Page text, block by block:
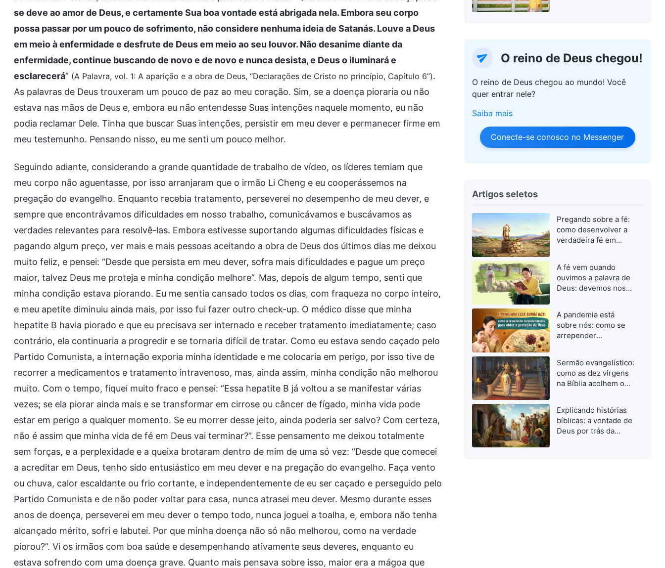
se deve ao amor de Deus, e certamente Sua boa vontade está abrigada nela. Embora seu corpo
possa passar por um pouco de sofrimento, não considere nenhuma ideia de Satanás. Louve a Deus
em meio à enfermidade e desfrute de Deus em meio ao seu louvor. Não desanime diante da
enfermidade, continue buscando de novo e de novo e nunca desista, e Deus o iluminará e
esclarecerá” (A Palavra, vol. 1: A aparição e a obra de Deus, “Declarações de Cristo no princípio, Capítulo 6”).
As palavras de Deus trouxeram um pouco de paz ao meu coração. Sim, se a doença pioraria ou não
estava nas mãos de Deus e, embora eu não entendesse Suas intenções naquele momento, eu não
podia reclamar Dele. Tinha que buscar Suas intenções, persistir em meu dever e permanecer firme em
meu testemunho. Pensando nisso, eu me senti um pouco melhor.
Seguindo adiante, considerando a grande quantidade de trabalho de vídeo, os líderes temiam que
meu corpo não aguentasse, por isso arranjaram que o irmão Li Cheng e eu cooperássemos na
pregação do evangelho. Enquanto recebia tratamento, perseverei no desempenho de meu dever, e
sempre que encontrávamos dificuldades em nosso trabalho, comunicávamos e buscávamos as
verdades relevantes para resolvê-las. Embora estivesse suportando algumas dificuldades físicas e
pagando algum preço, ver mais e mais pessoas aceitando a obra de Deus dos últimos dias me deixou
muito feliz, e pensei: “Desde que persista em meu dever, sofra mais dificuldades e pague um preço
maior, talvez Deus me proteja e minha condição melhore”. Mas, depois de algum tempo, senti que
minha condição estava piorando. Eu me sentia cansado todos os dias, com fraqueza no corpo inteiro,
e meu apetite diminuiu ainda mais, por isso fui fazer outro check-up. O médico disse que minha
hepatite B havia piorado e que eu precisava ser internado e receber tratamento imediatamente; caso
contrário, ela continuaria a progredir e se tornaria difícil de tratar. Como eu estava sendo caçado pelo
Partido Comunista, a internação exporia minha identidade e me colocaria em perigo, por isso tive de
recorrer a medicamentos e tratamento intravenoso, mas, ainda assim, minha condição não melhorou
muito. Com o tempo, fiquei muito fraco e pensei: “Essa hepatite B já voltou a se manifestar várias
vezes; se ela piorar ainda mais e se transformar em cirrose ou câncer de fígado, minha vida pode
estar em perigo a qualquer momento. Se eu morrer desse jeito, ainda poderia ser salvo? Com certeza,
não é assim que minha vida de fé em Deus vai terminar?”. Esse pensamento me deixou totalmente
sem forças, e a perplexidade e a queixa brotaram dentro de mim de uma só vez: “Desde que comecei
a acreditar em Deus, tenho sido entusiástico em meu dever e na pregação do evangelho. Faça vento
ou chuva, calor escaldante ou frio cortante, e independentemente de eu ser caçado e perseguido pelo
Partido Comunista e de não poder voltar para casa, nunca atrasei meu dever. Mesmo durante esses
anos de doença, perseverei em meu dever o tempo todo, nunca joguei a toalha, e, embora não tenha
alcançado mérito, sofri e labutei. Por que minha doença não só não melhorou, como na verdade
piorou?”. Vi os irmãos com boa saúde e desempenhando ativamente seus deveres, enquanto eu
estava sofrendo com uma doença grave. Quanto mais pensava sobre isso, maior era a mágoa que
O reino de Deus chegou!
O reino de Deus chegou ao mundo! Você
quer entrar nele?
Saiba mais
Conecte-se conosco no Messenger
Artigos seletos
Pregando sobre a fé:
como desenvolver a
verdadeira fé em
A fé vem quando
ouvimos a palavra de
Deus: devemos nos
quando investigamos
o caminho verdadeiro
A pandemia está
sobre nós: como se
arrepender
Deus
Sermão evangelístico:
como as dez virgens
na Bíblia acolhem o
Explicando histórias
bíblicas: a vontade de
Deus por trás da